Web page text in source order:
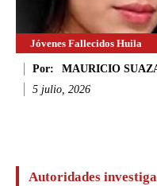
Jóvenes Fallecidos Huila
Por:
MAURICIO
5 julio, 2026
Autoridades